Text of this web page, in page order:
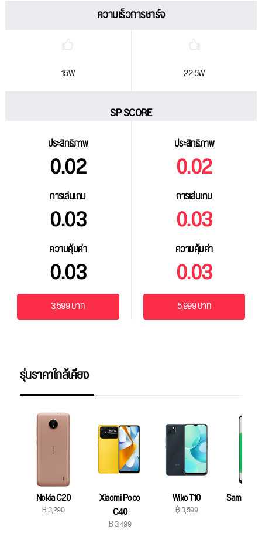
ความเร็วการชาร์จ
15W 22.5W
SP SCORE
ประสิทธิภาพ
0.02
การเล่นเกม
0.03
ความคุ้มค่า
0.03
ประสิทธิภาพ
0.02
การเล่นเกม
0.03
ความคุ้มค่า
0.03
3,599 บาท 5,999 บาท
รุ่นราคาใกล้เคียง
Nokia C20
฿ 3,290
Xiaomi Poco
C40
฿ 3,499
Wiko T10
฿ 3,599
Samsung